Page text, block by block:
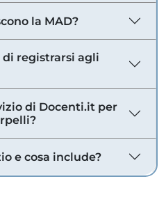
la MAD?
registrarsi agli
di Docenti.it per
e cosa include?